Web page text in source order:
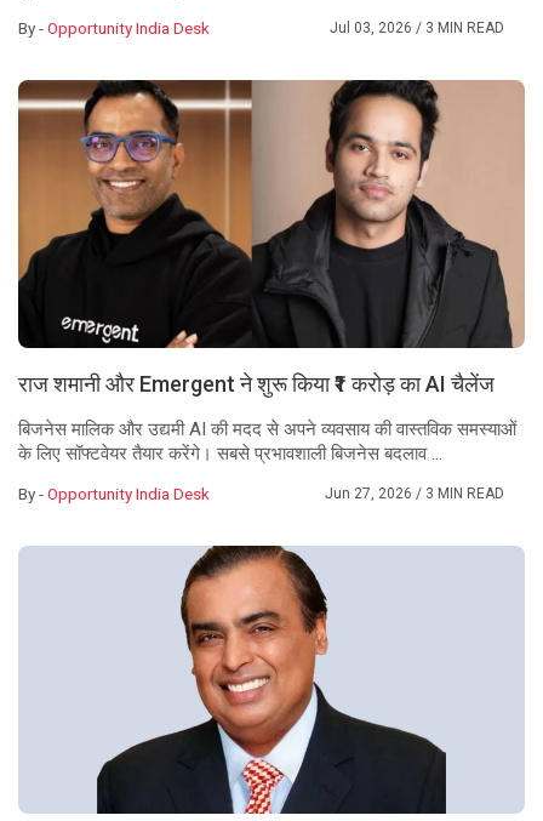
By -Opportunity India Desk Jul 03, 2026/ 3 MIN READ
राज शमानी और Emergent ने शुरू किया ₹1 करोड़ का AI चैलेंज
बिजनेस मालिक और उद्यमी AI की मदद से अपने व्यवसाय की वास्तविक समस्याओं
के लिए सॉफ्टवेयर तैयार करेंगे। सबसे प्रभावशाली बिजनेस बदलाव ...
By -Opportunity India Desk Jun 27, 2026/ 3 MIN READ